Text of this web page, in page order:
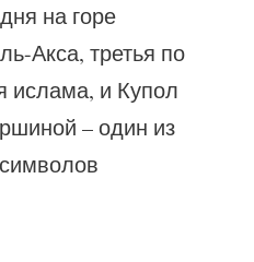
на горе
Акса, третья по
ислама, и Купол
– один из